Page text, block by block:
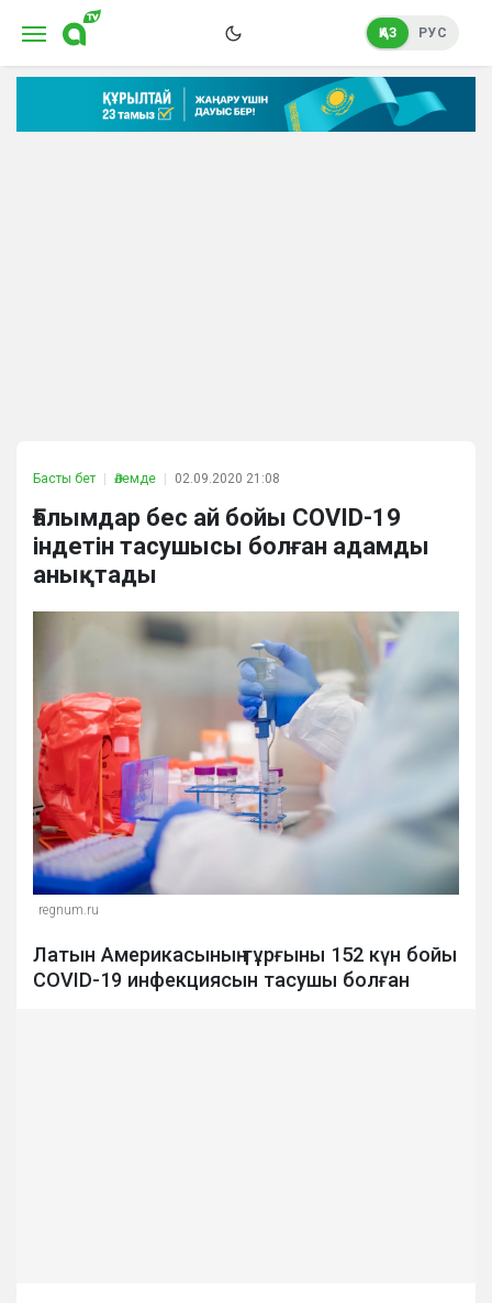
ҚАЗ РУС
Басты бет Әлемде 02.09.2020 21:08
Ғалымдар бес ай бойы COVID-19
індетін тасушысы болған адамды
анықтады
regnum.ru
Латын Америкасының тұрғыны 152 күн бойы
COVID-19 инфекциясын тасушы болған